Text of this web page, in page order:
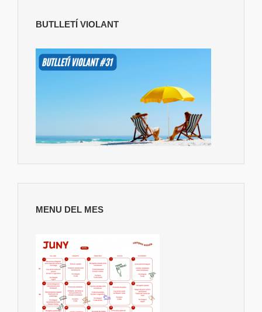
BUTLLETÍ VIOLANT
MENU DEL MES